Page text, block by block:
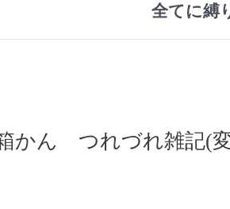
全てに縛
かん つれづれ雑記(